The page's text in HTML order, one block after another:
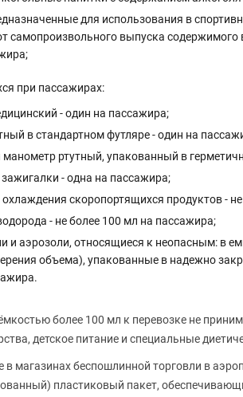
для использования в
самопроизвольного выпуска содержимого
при пассажирах:
- один на пассажира;
в стандартном футляре - один на
ртутный, упакованный в
- одна на пассажира;
охлаждения скоропортящихся продуктов -
- не более 100 мл на пассажира;
и аэрозоли, относящиеся к неопасным: в
объема), упакованные в надежно
более 100 мл к перевозке не
детское питание и специальные
магазинах беспошлинной торговли в
пластиковый пакет,